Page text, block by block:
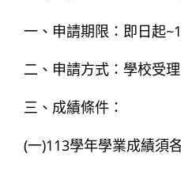
一、申請期限：即日起
二、申請方式：學校受理
三、成績條件：
(一)113學年學業成績須